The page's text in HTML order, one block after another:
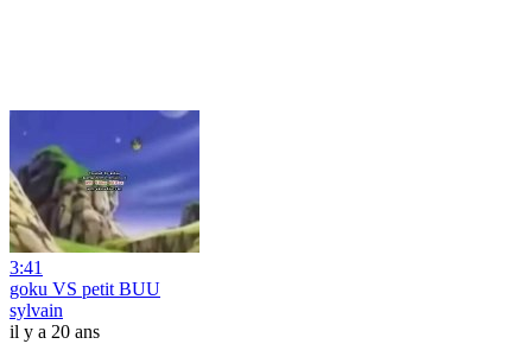
3:41
goku VS petit BUU
sylvain
il y a 20 ans